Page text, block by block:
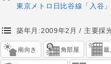
東京メトロ日比谷線 「 入谷
築年月:2009年2月 主要採
南向き 角部屋 最